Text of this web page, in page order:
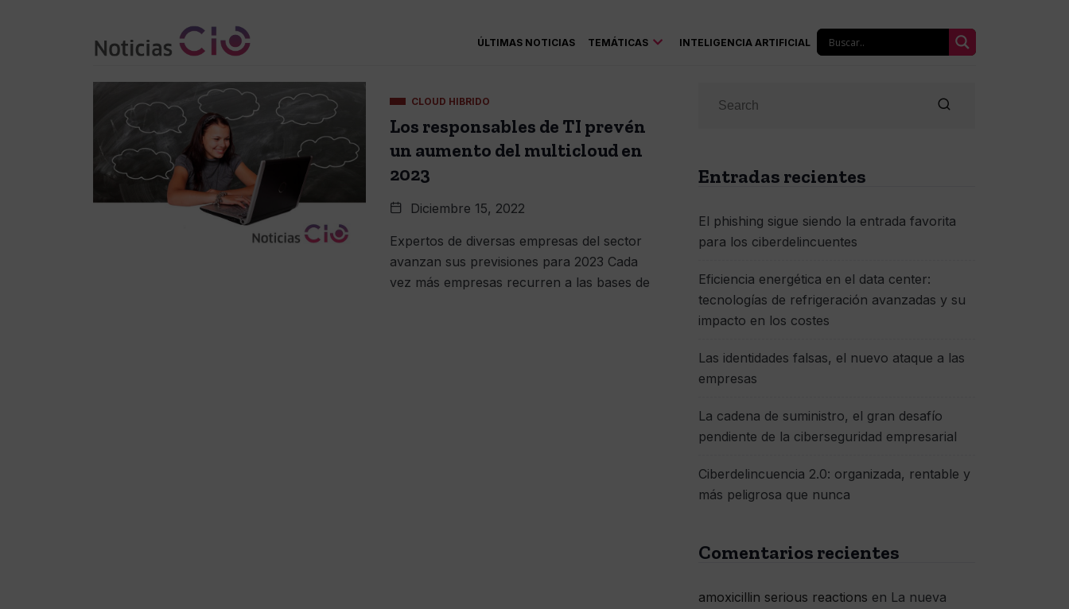
ÚLTIMAS NOTICIAS TEMÁTICAS INTELIGENCIA ARTIFICIAL
CLOUD HIBRIDO
Los responsables de TI prevén
un aumento del multicloud en
2023
Diciembre 15, 2022
Expertos de diversas empresas del sector
avanzan sus previsiones para 2023 Cada
vez más empresas recurren a las bases de
Entradas recientes
El phishing sigue siendo la entrada favorita
para los ciberdelincuentes
Eficiencia energética en el data center:
tecnologías de refrigeración avanzadas y su
impacto en los costes
Las identidades falsas, el nuevo ataque a las
empresas
La cadena de suministro, el gran desafío
pendiente de la ciberseguridad empresarial
Ciberdelincuencia 2.0: organizada, rentable y
más peligrosa que nunca
Comentarios recientes
amoxicillin serious reactions en La nueva